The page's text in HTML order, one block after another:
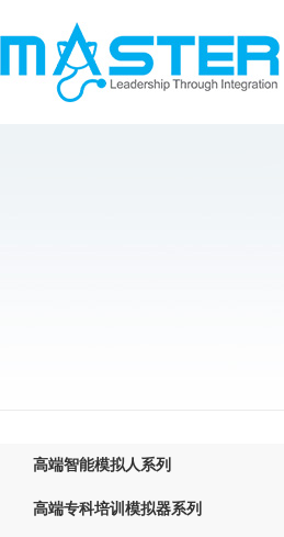
高端智能模拟人系列
高端专科培训模拟器系列